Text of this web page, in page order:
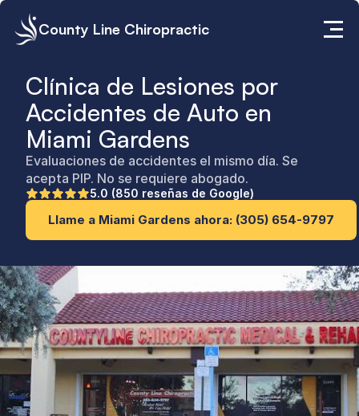
County Line Chiropractic
Clínica de Lesiones por
Accidentes de Auto en
Miami Gardens
Evaluaciones de accidentes el mismo día. Se
acepta PIP. No se requiere abogado.
5.0 (850 reseñas de Google)
Llame a Miami Gardens ahora: (305) 654-9797